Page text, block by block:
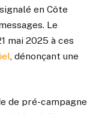
en Côte
Le
mai 2025 à ces
, dénonçant une
de pré-campagne